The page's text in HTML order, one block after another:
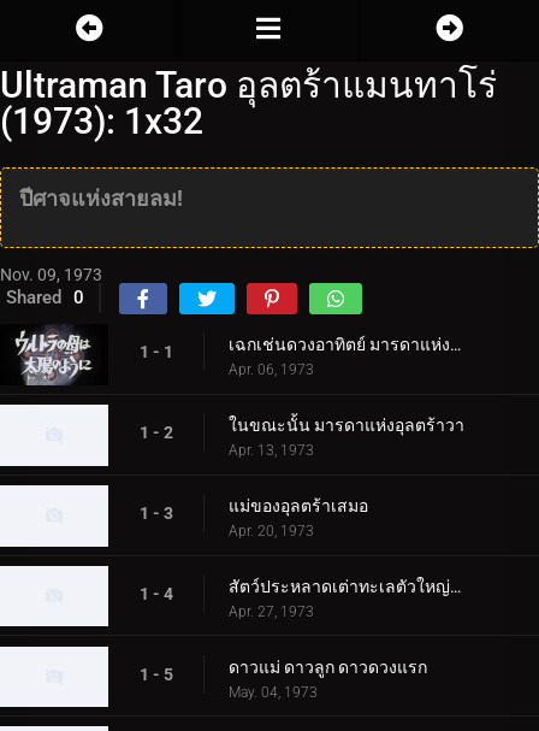
Ultraman Taro อุลตร้าแมนทาโร่
(1973): 1x32
ปีศาจแห่งสายลม!
Nov. 09, 1973
Shared 0
1 - 1 เฉกเช่นดวงอาทิตย์ มารดาแห่งอุลตร้า
Apr. 06, 1973
1 - 2 ในขณะนั้น มารดาแห่งอุลตร้าวา
Apr. 13, 1973
1 - 3 แม่ของอุลตร้าเสมอ
Apr. 20, 1973
1 - 4 สัตว์ประหลาดเต่าทะเลตัวใหญ่บุกโตเกียว!
Apr. 27, 1973
1 - 5 ดาวแม่ ดาวลูก ดาวดวงแรก
May. 04, 1973